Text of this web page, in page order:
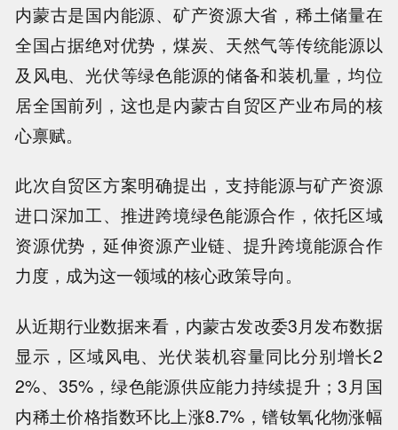
内蒙古是国内能源、矿产资源大省，稀土储量在
全国占据绝对优势，煤炭、天然气等传统能源以
及风电、光伏等绿色能源的储备和装机量，均位
居全国前列，这也是内蒙古自贸区产业布局的核
心禀赋。
此次自贸区方案明确提出，支持能源与矿产资源
进口深加工、推进跨境绿色能源合作，依托区域
资源优势，延伸资源产业链、提升跨境能源合作
力度，成为这一领域的核心政策导向。
从近期行业数据来看，内蒙古发改委3月发布数据
显示，区域风电、光伏装机容量同比分别增长2
2%、35%，绿色能源供应能力持续提升；3月国
内稀土价格指数环比上涨8.7%，镨钕氧化物涨幅